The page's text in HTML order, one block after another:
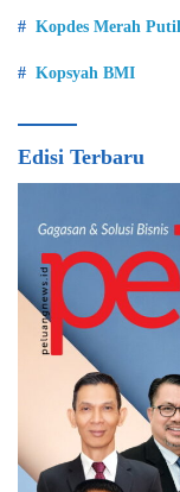
Kopdes Merah
Kopsyah BMI
Edisi Terbaru